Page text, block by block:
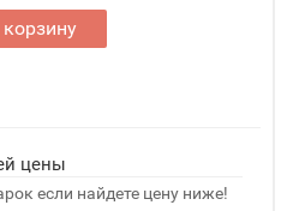
цены
если найдете цену ниже!